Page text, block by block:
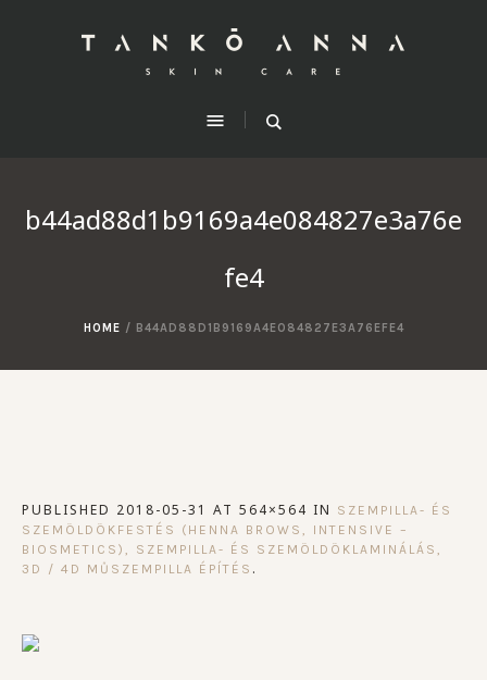
b44ad88d1b9169a4e084827e3a76e
fe4
HOME / B44AD88D1B9169A4E084827E3A76EFE4
PUBLISHED 2018-05-31 AT 564×564 IN
SZEMPILLA- ÉS
SZEMÖLDÖKFESTÉS (HENNA BROWS, INTENSIVE –
BIOSMETICS), SZEMPILLA- ÉS SZEMÖLDÖKLAMINÁLÁS,
3D / 4D MŰSZEMPILLA ÉPÍTÉS .